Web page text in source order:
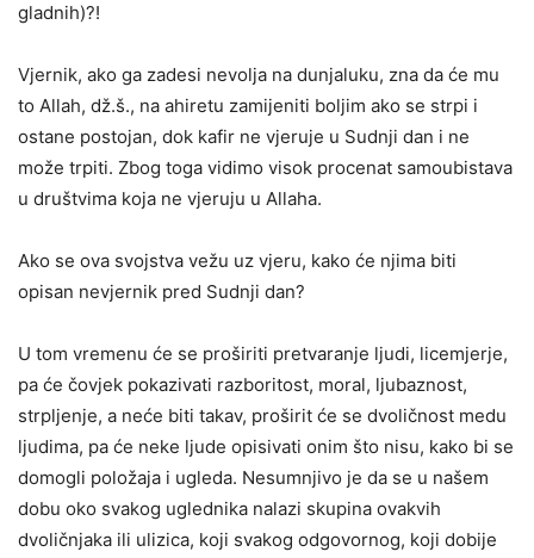
gladnih)?!
Vjernik, ako ga zadesi nevolja na dunjaluku, zna da će mu
to Allah, dž.š., na ahiretu zamijeniti boljim ako se strpi i
ostane postojan, dok kafir ne vjeruje u Sudnji dan i ne
može trpiti. Zbog toga vidimo visok procenat samoubistava
u društvima koja ne vjeruju u Allaha.
Ako se ova svojstva vežu uz vjeru, kako će njima biti
opisan nevjernik pred Sudnji dan?
U tom vremenu će se proširiti pretvaranje ljudi, licemjerje,
pa će čovjek pokazivati razboritost, moral, ljubaznost,
strpljenje, a neće biti takav, proširit će se dvoličnost medu
ljudima, pa će neke ljude opisivati onim što nisu, kako bi se
domogli položaja i ugleda. Nesumnjivo je da se u našem
dobu oko svakog uglednika nalazi skupina ovakvih
dvoličnjaka ili ulizica, koji svakog odgovornog, koji dobije